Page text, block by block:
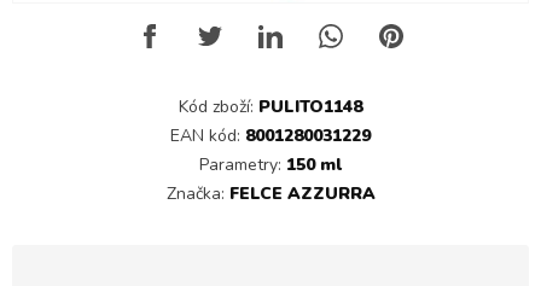
Kód zboží: PULITO1148
EAN kód: 8001280031229
Parametry: 150 ml
Značka: FELCE AZZURRA